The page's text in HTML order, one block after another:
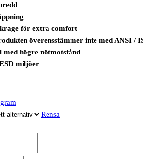
för extra comfort
överensstämmer inte med ANSI /
med högre nötmotstånd
miljöer
Rensa